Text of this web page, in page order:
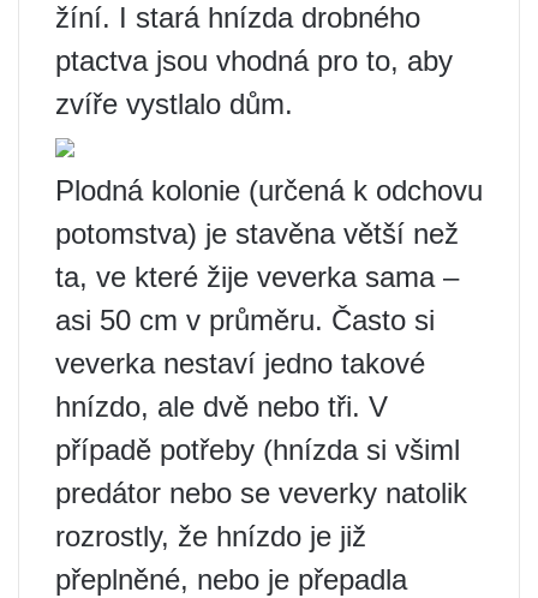
žíní. I stará hnízda drobného
ptactva jsou vhodná pro to, aby
zvíře vystlalo dům.
Plodná kolonie (určená k odchovu
potomstva) je stavěna větší než
ta, ve které žije veverka sama –
asi 50 cm v průměru. Často si
veverka nestaví jedno takové
hnízdo, ale dvě nebo tři. V
případě potřeby (hnízda si všiml
predátor nebo se veverky natolik
rozrostly, že hnízdo je již
přeplněné, nebo je přepadla